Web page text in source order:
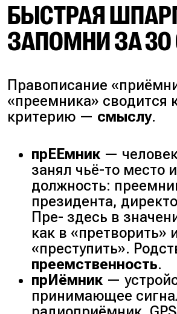
БЫСТРАЯ
ЗАПОМНИ ЗА
Правописание
«преемника» сводится
критерию — смыслу.
прЕЕмник —
занял чьё-то место
должность:
президента,
Пре- здесь в
как в «претворить»
«преступить».
преемственность.
прИёмник —
принимающее